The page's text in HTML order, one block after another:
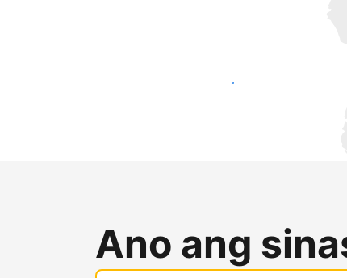
Makaabot ng mga bagong guest
Ano ang